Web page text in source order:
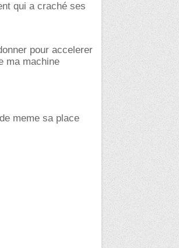
qui a craché ses
pour accelerer
ma machine
meme sa place